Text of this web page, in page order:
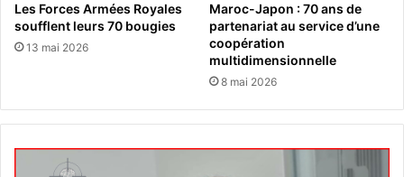
Les Forces Armées Royales
soufflent leurs 70 bougies
13 mai 2026
Maroc-Japon : 70 ans de
partenariat au service d’une
coopération
multidimensionnelle
8 mai 2026